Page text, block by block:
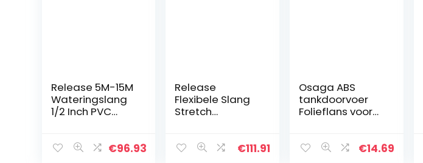
Release 5M-15M
Wateringslang
1/2 Inch PVC
Planten Bloem
€96.93
Release
Flexibele Slang
Stretch
Voor Auto
€111.91
Osaga ABS
tankdoorvoer
Folieflans voor
tankverbinding
€14.69